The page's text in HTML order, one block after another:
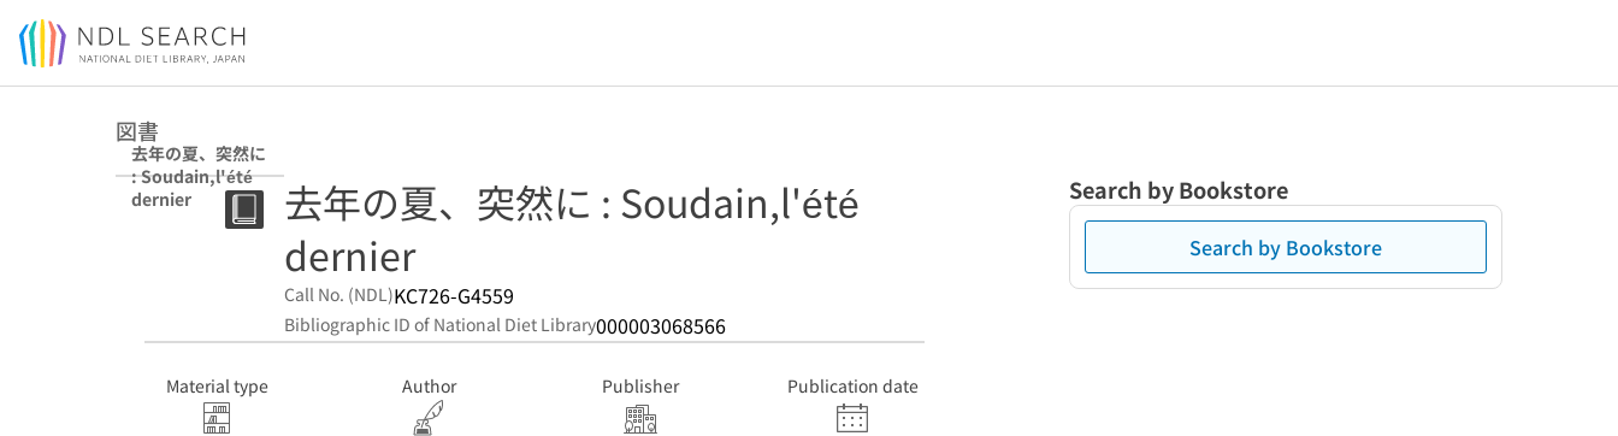
Jump to main content
図書
去年の夏、突然に
: Soudain,l'été
dernier
去年の夏、突然に : Soudain,l'été
dernier
Call No. (NDL)KC726-G4559
Bibliographic ID of National Diet Library000003068566
Material type Author Publisher Publication date
Search by Bookstore
Search by Bookstore